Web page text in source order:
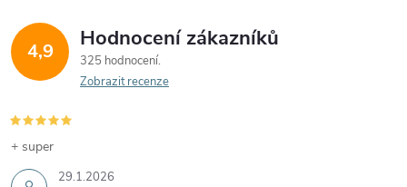
4,9 Hodnocení zákazníků
325 hodnocení
Zobrazit recenze
29.1.2026
+ super